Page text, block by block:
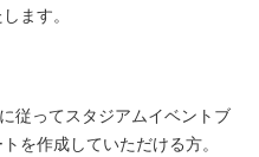
ます。
従ってスタジアムイベントブ
を作成していただける方。